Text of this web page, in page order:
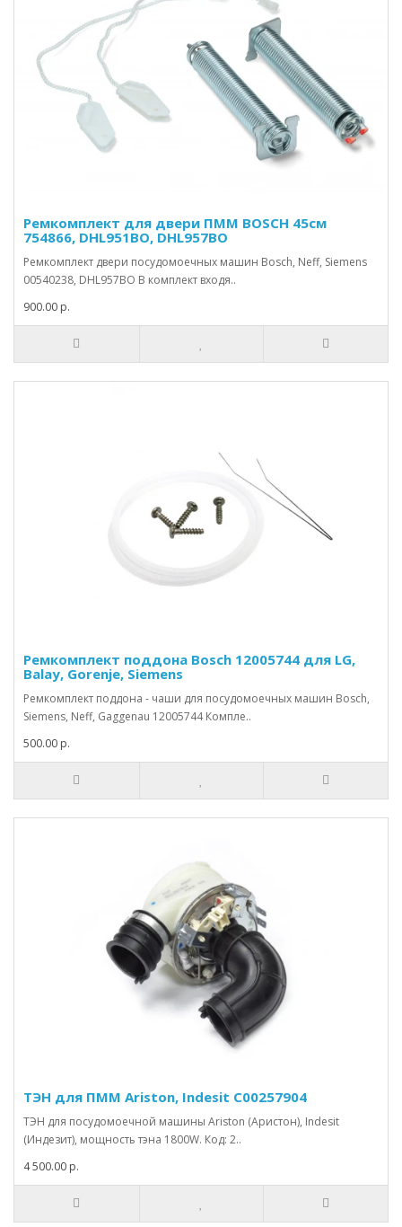
Ремкомплект для двери ПММ BOSCH 45см
754866, DHL951BO, DHL957BO
Ремкомплект двери посудомоечных машин Bosch, Neff, Siemens
00540238, DHL957BO В комплект входя..
900.00 р.
Ремкомплект поддона Bosch 12005744 для LG,
Balay, Gorenje, Siemens
Ремкомплект поддона - чаши для посудомоечных машин Bosch,
Siemens, Neff, Gaggenau 12005744 Компле..
500.00 р.
ТЭН для ПММ Ariston, Indesit C00257904
ТЭН для посудомоечной машины Ariston (Аристон), Indesit
(Индезит), мощность тэна 1800W. Код: 2..
4 500.00 р.